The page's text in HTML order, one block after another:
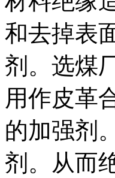
和去掉表
剂。选煤
用作皮革
的加强剂
剂。从而